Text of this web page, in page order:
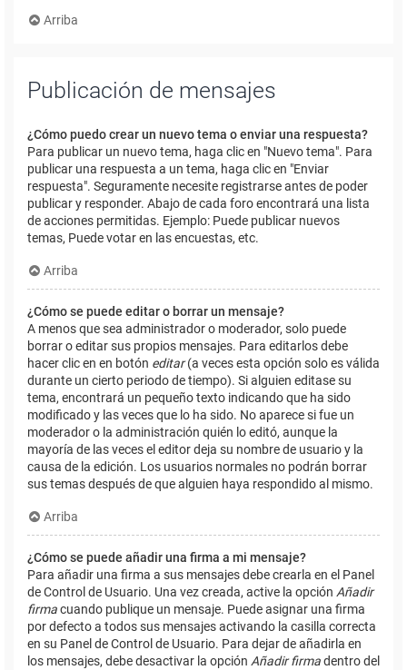
Arriba
Publicación de mensajes
¿Cómo puedo crear un nuevo tema o enviar una respuesta?
Para publicar un nuevo tema, haga clic en "Nuevo tema". Para
publicar una respuesta a un tema, haga clic en "Enviar
respuesta". Seguramente necesite registrarse antes de poder
publicar y responder. Abajo de cada foro encontrará una lista
de acciones permitidas. Ejemplo: Puede publicar nuevos
temas, Puede votar en las encuestas, etc.
Arriba
¿Cómo se puede editar o borrar un mensaje?
A menos que sea administrador o moderador, solo puede
borrar o editar sus propios mensajes. Para editarlos debe
hacer clic en en botón editar(a veces esta opción solo es válida
durante un cierto periodo de tiempo). Si alguien editase su
tema, encontrará un pequeño texto indicando que ha sido
modificado y las veces que lo ha sido. No aparece si fue un
moderador o la administración quién lo editó, aunque la
mayoría de las veces el editor deja su nombre de usuario y la
causa de la edición. Los usuarios normales no podrán borrar
sus temas después de que alguien haya respondido al mismo.
Arriba
¿Cómo se puede añadir una firma a mi mensaje?
Para añadir una firma a sus mensajes debe crearla en el Panel
de Control de Usuario. Una vez creada, active la opción Añadir
firmacuando publique un mensaje. Puede asignar una firma
por defecto a todos sus mensajes activando la casilla correcta
en su Panel de Control de Usuario. Para dejar de añadirla en
los mensajes, debe desactivar la opción Añadir firmadentro del